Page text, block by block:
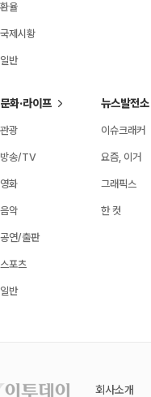
환율
국제시황
일반
문화·라이프
관광
방송/TV
영화
음악
공연/출판
스포츠
일반
뉴스발전소
이슈크래커
요즘, 이거
그래픽스
한 컷
회사소개